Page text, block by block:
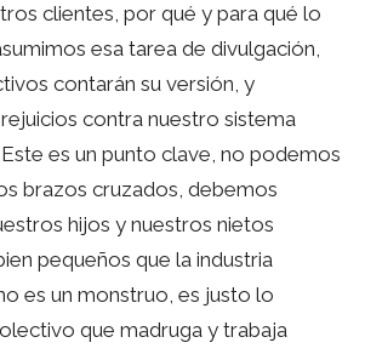
clientes, por qué y para qué lo
esa tarea de divulgación,
contarán su versión, y
contra nuestro sistema
es un punto clave, no podemos
brazos cruzados, debemos
hijos y nuestros nietos
pequeños que la industria
es un monstruo, es justo lo
que madruga y trabaja